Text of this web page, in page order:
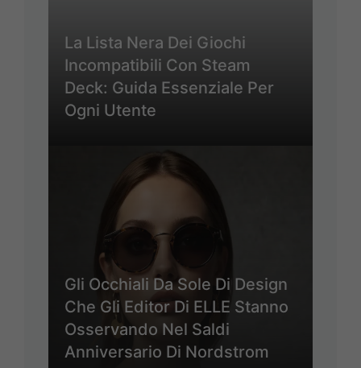
La Lista Nera Dei Giochi
Incompatibili Con Steam
Deck: Guida Essenziale Per
Ogni Utente
Gli Occhiali Da Sole Di Design
Che Gli Editor Di ELLE Stanno
Osservando Nel Saldi
Anniversario Di Nordstrom